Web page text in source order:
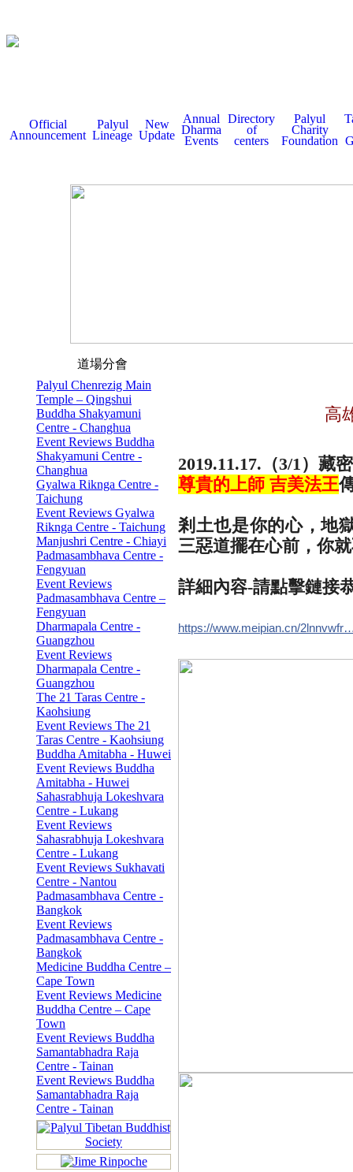
Official
Announcement
Palyul
Lineage
New
Update
Annual
Dharma
Events
Directory
of
centers
Palyul
Charity
Foundation
道場分會
Palyul Chenrezig Main
Temple – Qingshui
Buddha Shakyamuni
Centre - Changhua
Event Reviews Buddha
Shakyamuni Centre -
Changhua
Gyalwa Riknga Centre -
Taichung
Event Reviews Gyalwa
Riknga Centre - Taichung
Manjushri Centre - Chiayi
Padmasambhava Centre -
Fengyuan
Event Reviews
Padmasambhava Centre –
Fengyuan
Dharmapala Centre -
Guangzhou
Event Reviews
Dharmapala Centre -
Guangzhou
The 21 Taras Centre -
Kaohsiung
Event Reviews The 21
Taras Centre - Kaohsiung
Buddha Amitabha - Huwei
Event Reviews Buddha
Amitabha - Huwei
Sahasrabhuja Lokeshvara
Centre - Lukang
Event Reviews
Sahasrabhuja Lokeshvara
Centre - Lukang
Event Reviews Sukhavati
Centre - Nantou
Padmasambhava Centre -
Bangkok
Event Reviews
Padmasambhava Centre -
Bangkok
Medicine Buddha Centre –
Cape Town
Event Reviews Medicine
Buddha Centre – Cape
Town
Event Reviews Buddha
Samantabhadra Raja
Centre - Tainan
Event Reviews Buddha
Samantabhadra Raja
Centre - Tainan
高
2019.11.17.（3/1）藏
尊貴的上師 吉美法王
剎土也是你的心，地
三惡道擺在心前，你
詳細內容-請點擊鏈接
https://www.meipian.cn/